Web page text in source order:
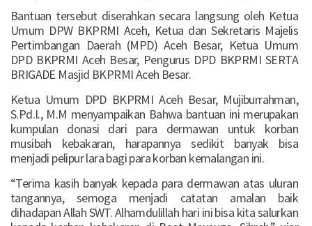
Bantuan tersebut diserahkan secara langsung oleh Ketua
Umum DPW BKPRMI Aceh, Ketua dan Sekretaris Majelis
Pertimbangan Daerah (MPD) Aceh Besar, Ketua Umum
DPD BKPRMI Aceh Besar, Pengurus DPD BKPRMI SERTA
BRIGADE Masjid BKPRMI Aceh Besar.
Ketua Umum DPD BKPRMI Aceh Besar, Mujiburrahman,
S.Pd.I., M.M menyampaikan Bahwa bantuan ini merupakan
kumpulan donasi dari para dermawan untuk korban
musibah kebakaran, harapannya sedikit banyak bisa
menjadi pelipur lara bagi para korban kemalangan ini.
“Terima kasih banyak kepada para dermawan atas uluran
tangannya, semoga menjadi catatan amalan baik
dihadapan Allah SWT. Alhamdulillah hari ini bisa kita salurkan